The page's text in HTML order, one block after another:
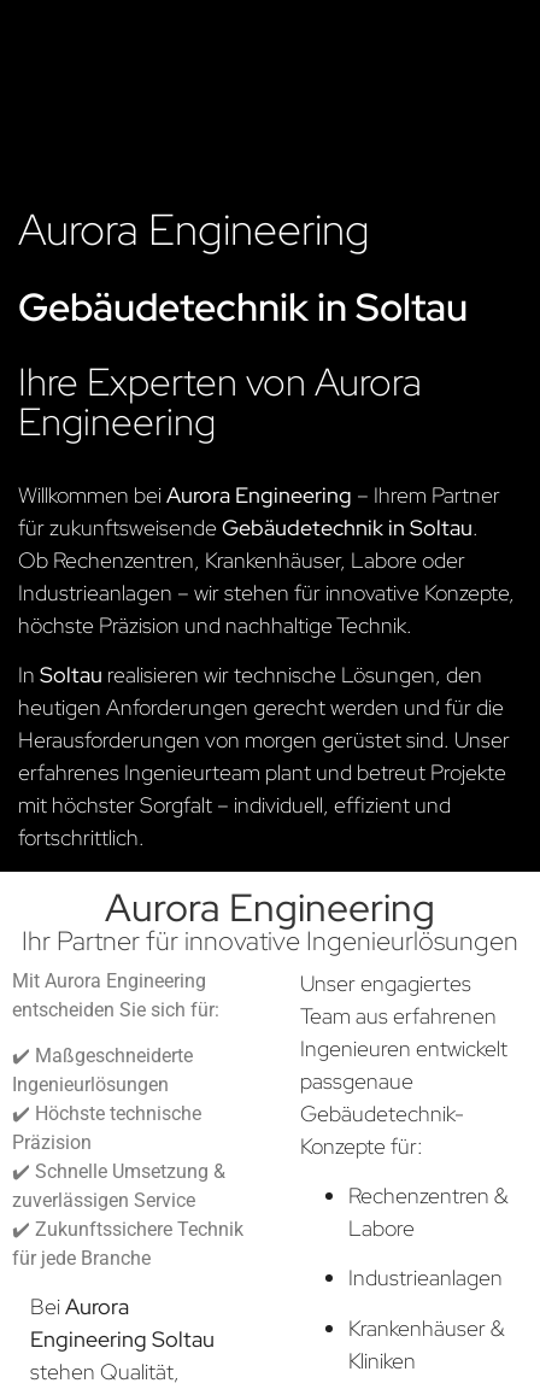
Aurora Engineering
Gebäudetechnik in Soltau
Ihre Experten von Aurora
Engineering
Willkommen beiAurora Engineering – Ihrem Partner
für zukunftsweisendeGebäudetechnik in Soltau.
Ob Rechenzentren, Krankenhäuser, Labore oder
Industrieanlagen – wir stehen für innovative Konzepte,
höchste Präzision und nachhaltige Technik.
In Soltau realisieren wir technische Lösungen, den
heutigen Anforderungen gerecht werden und für die
Herausforderungen von morgen gerüstet sind. Unser
erfahrenes Ingenieurteam plant und betreut Projekte
mit höchster Sorgfalt – individuell, effizient und
fortschrittlich.
Aurora Engineering
Ihr Partner für innovative Ingenieurlösungen
Mit Aurora Engineering
entscheiden Sie sich für:
✔️ Maßgeschneiderte
Ingenieurlösungen
✔️ Höchste technische
Präzision
✔️ Schnelle Umsetzung &
zuverlässigen Service
✔️ Zukunftssichere Technik
für jede Branche
BeiAurora
Engineering Soltau
stehen Qualität,
Unser engagiertes
Team aus erfahrenen
Ingenieuren entwickelt
passgenaue
Gebäudetechnik-
Konzepte für:
Rechenzentren &
Labore
Industrieanlagen
Krankenhäuser &
Kliniken